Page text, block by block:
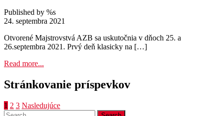
Published by %s
24. septembra 2021
Otvorené Majstrovstvá AZB sa uskutočnia v dňoch 25. a
26.septembra 2021. Prvý deň klasicky na […]
Read more...
Stránkovanie príspevkov
1 2 3 Nasledujúce